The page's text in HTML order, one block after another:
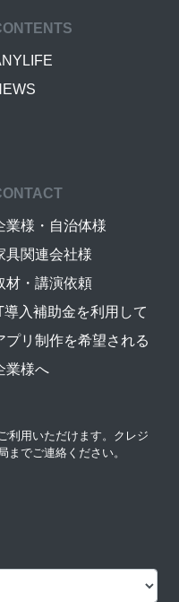
業様・自治体様
具関連会社様
材・講演依頼
導入補助金を利用して
プリ制作を希望される
業様へ
利用いただけます。クレジ
までご連絡ください。